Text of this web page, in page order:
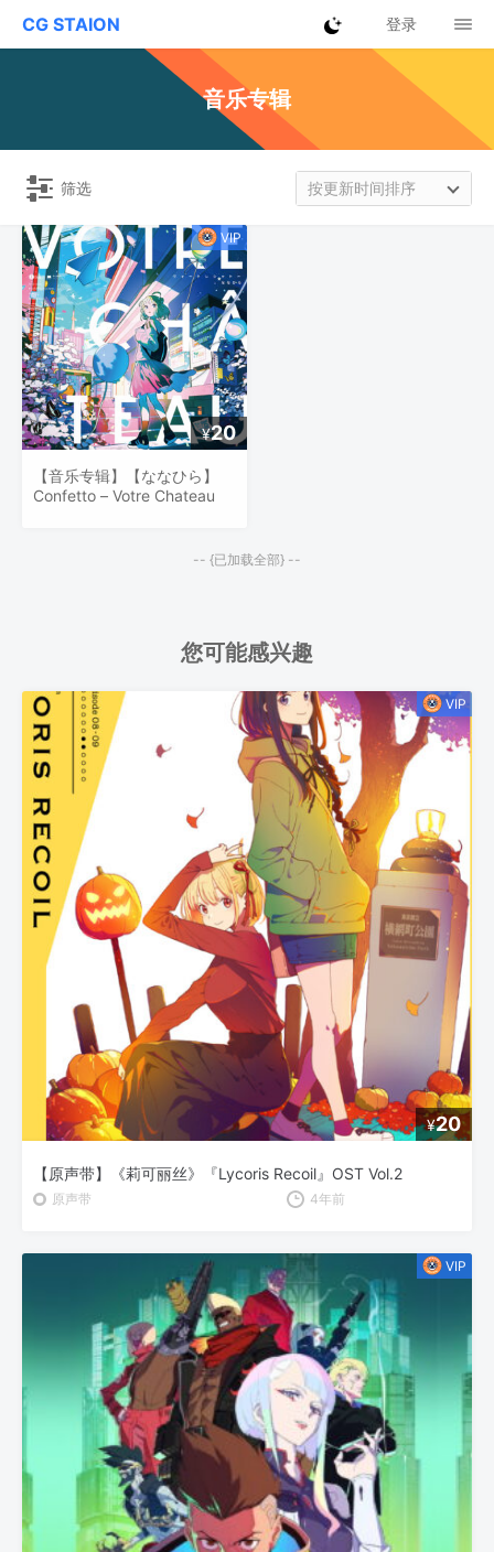
CG STAION 登录
音乐专辑
筛选 按更新时间排序
¥20
【音乐专辑】【ななひら】
Confetto – Votre Chateau
-- {已加载全部} --
您可能感兴趣
¥20
【原声带】《莉可丽丝》『Lycoris Recoil』OST Vol.2
原声带 4年前